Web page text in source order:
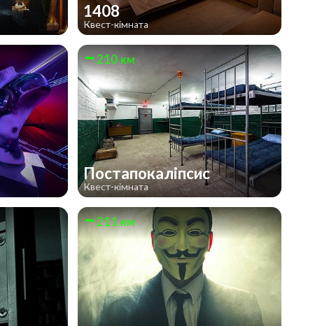
1408
Квест-кімната
210 км
Постапокаліпсис
Квест-кімната
211 км